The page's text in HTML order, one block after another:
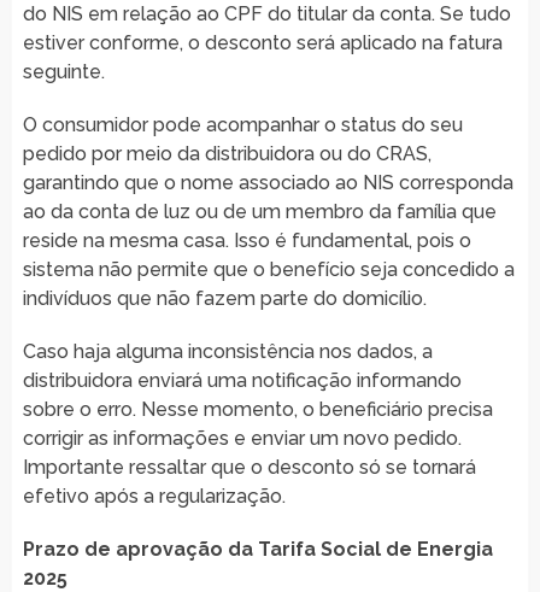
do NIS em relação ao CPF do titular da conta. Se tudo
estiver conforme, o desconto será aplicado na fatura
seguinte.
O consumidor pode acompanhar o status do seu
pedido por meio da distribuidora ou do CRAS,
garantindo que o nome associado ao NIS corresponda
ao da conta de luz ou de um membro da família que
reside na mesma casa. Isso é fundamental, pois o
sistema não permite que o benefício seja concedido a
indivíduos que não fazem parte do domicílio.
Caso haja alguma inconsistência nos dados, a
distribuidora enviará uma notificação informando
sobre o erro. Nesse momento, o beneficiário precisa
corrigir as informações e enviar um novo pedido.
Importante ressaltar que o desconto só se tornará
efetivo após a regularização.
Prazo de aprovação da Tarifa Social de Energia
2025